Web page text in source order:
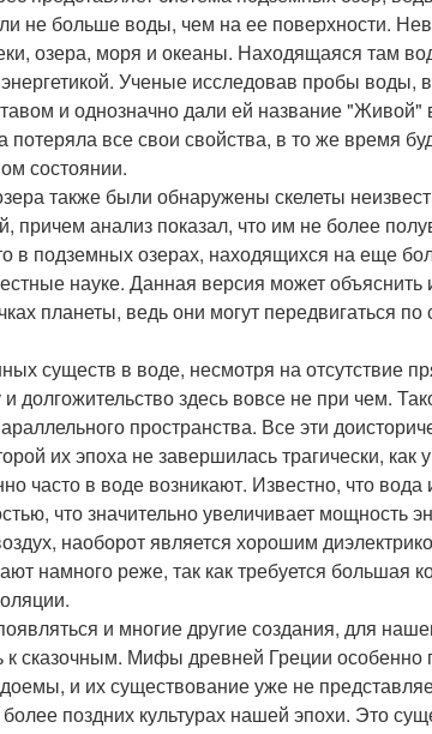
не больше воды, чем на ее поверхности.
озера, моря и океаны. Находящаяся там
Ученые исследовав пробы
и однозначно дали ей название "Живой"
потеряла все свои свойства, в то же время
состоянии.
также были обнаружены скелеты
причем анализ показал, что им не более
в подземных озерах, находящихся на еще
науке. Данная версия может
планеты, ведь они могут передвигаться
существ в воде, несмотря на отсутствие
долгожительство здесь вовсе не при чем.
пространства. Все эти
их эпоха не завершилась трагически,
часто в воде возникают. Известно, что
что значительно увеличивает мощность
наоборот является хорошим
намного реже, так как требуется большая
и многие другие создания, для
к сказочным. Мифы древней Греции
и их существование уже не
поздних культурах нашей эпохи. Это